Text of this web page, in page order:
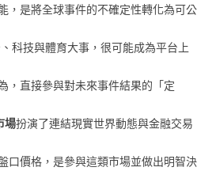
，是將全球事件的不確定性轉化為可公
科技與體育大事，很可能成為平台上
，直接參與對未來事件結果的「定
場扮演了連結現實世界動態與金融交易
口價格，是參與這類市場並做出明智決